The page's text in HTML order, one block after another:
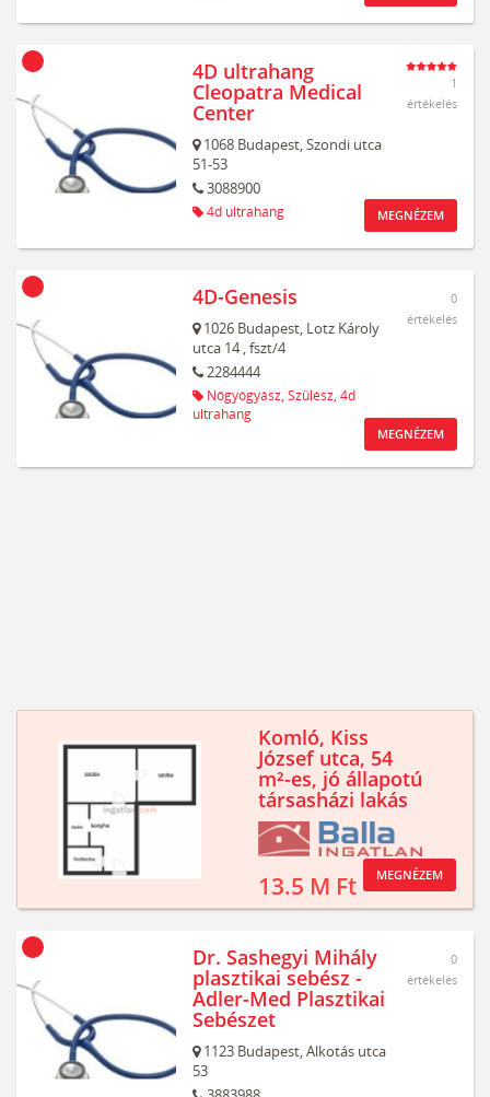
4D ultrahang
Cleopatra Medical
Center
1068 Budapest,Szondi utca
51-53
3088900
4d ultrahang
1
értékelés
MEGNÉZEM
4D-Genesis
1026 Budapest, Lotz Károly
utca 14, fszt/4
2284444
Nőgyógyász, Szülész, 4d
ultrahang
0
értékelés
MEGNÉZEM
Komló, Kiss
József utca, 54
m²-es, jó állapotú
társasházi lakás
13.5 M Ft MEGNÉZEM
Dr. Sashegyi Mihály
plasztikai sebész -
Adler-Med Plasztikai
Sebészet
1123 Budapest,Alkotás utca
53
0
értékelés